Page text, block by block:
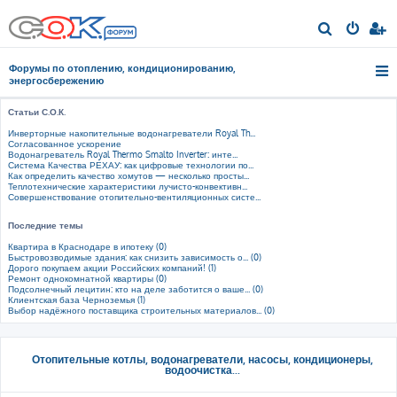
о
Форумы по отоплению, кондиционированию,
энергосбережению
Статьи С.О.К.
Инверторные накопительные водонагреватели Royal Th...
Согласованное ускорение
Водонагреватель Royal Thermo Smalto Inverter: инте...
Система Качества РЕХАУ: как цифровые технологии по...
Как определить качество хомутов — несколько просты...
Теплотехнические характеристики лучисто-конвективн...
Совершенствование отопительно-вентиляционных систе...
Последние темы
Квартира в Краснодаре в ипотеку (0)
Быстровозводимые здания: как снизить зависимость о... (0)
Дорого покупаем акции Российских компаний! (1)
Ремонт однокомнатной квартиры (0)
Подсолнечный лецитин: кто на деле заботится о ваше... (0)
Клиентская база Черноземья (1)
Выбор надёжного поставщика строительных материалов... (0)
Отопительные котлы, водонагреватели, насосы, кондиционеры,
водоочистка...